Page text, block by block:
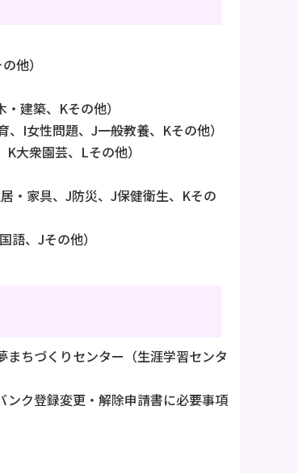
他）
建築、Kその他）
I女性問題、J一般教養、Kその他）
大衆園芸、Lその他）
・家具、J防災、J保健衛生、Kその
語、Jその他）
まちづくりセンター（生涯学習センタ
ンク登録変更・解除申請書に必要事項